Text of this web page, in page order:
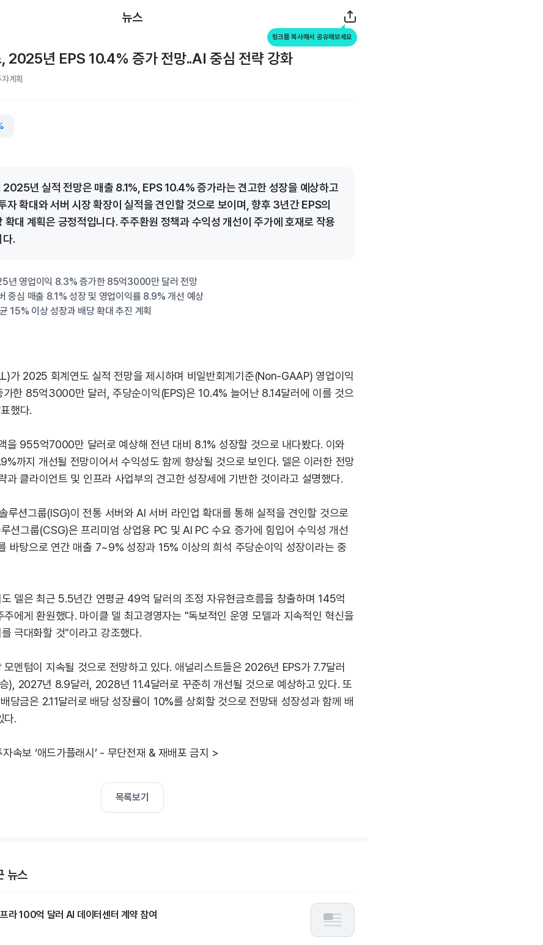
뉴스
링크를 복사해서 공유해보세요
2025년 EPS 10.4% 증가 전망..AI 중심 전략 강화
계획
2025년 실적 전망은 매출 8.1%, EPS 10.4% 증가라는 견고한 성장을 예상하고
자 확대와 서버 시장 확장이 실적을 견인할 것으로 보이며, 향후 3년간 EPS의
확대 계획은 긍정적입니다. 주주환원 정책과 수익성 개선이 주가에 호재로 작용
다.
년 영업이익 8.3% 증가한 85억3000만 달러 전망
중심 매출 8.1% 성장 및 영업이익률 8.9% 개선 예상
15% 이상 성장과 배당 확대 추진 계획
가 2025 회계연도 실적 전망을 제시하며 비일반회계기준(Non-GAAP) 영업이익
한 85억3000만 달러, 주당순이익(EPS)은 10.4% 늘어난 8.14달러에 이를 것으
했다.
을 955억7000만 달러로 예상해 전년 대비 8.1% 성장할 것으로 내다봤다. 이와
까지 개선될 전망이어서 수익성도 함께 향상될 것으로 보인다. 델은 이러한 전망
과 클라이언트 및 인프라 사업부의 견고한 성장세에 기반한 것이라고 설명했다.
루션그룹(ISG)이 전통 서버와 AI 서버 라인업 확대를 통해 실적을 견인할 것으로
션그룹(CSG)은 프리미엄 상업용 PC 및 AI PC 수요 증가에 힘입어 수익성 개선
바탕으로 연간 매출 7~9% 성장과 15% 이상의 희석 주당순이익 성장이라는 중
델은 최근 5.5년간 연평균 49억 달러의 조정 자유현금흐름을 창출하며 145억
주에게 환원했다. 마이클 델 최고경영자는 "독보적인 운영 모델과 지속적인 혁신을
극대화할 것"이라고 강조했다.
모멘텀이 지속될 것으로 전망하고 있다. 애널리스트들은 2026년 EPS가 7.7달러
), 2027년 8.9달러, 2028년 11.4달러로 꾸준히 개선될 것으로 예상하고 있다. 또
당금은 2.11달러로 배당 성장률이 10%를 상회할 것으로 전망돼 성장성과 함께 배
다.
속보 ‘애드가플래시’ - 무단전재 & 재배포 금지 >
목록보기
뉴스
라 100억 달러 AI 데이터센터 계약 참여